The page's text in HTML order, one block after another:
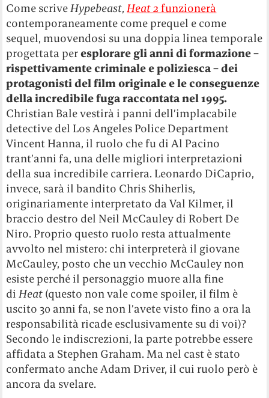
Come scriveHypebeast,Heat 2funzionerà
contemporaneamente come prequel e come
sequel, muovendosi su una doppia linea temporale
progettata peresplorare gli anni di formazione –
rispettivamente criminale e poliziesca – dei
protagonisti del film originale e le conseguenze
della incredibile fuga raccontata nel 1995.
Christian Bale vestirà i panni dell’implacabile
detective del Los Angeles Police Department
Vincent Hanna, il ruolo che fu di Al Pacino
trant’anni fa, una delle migliori interpretazioni
della sua incredibile carriera. Leonardo DiCaprio,
invece, sarà il bandito Chris Shiherlis,
originariamente interpretato da Val Kilmer, il
braccio destro del Neil McCauley di Robert De
Niro. Proprio questo ruolo resta attualmente
avvolto nel mistero: chi interpreterà il giovane
McCauley, posto che un vecchio McCauley non
esiste perché il personaggio muore alla fine
diHeat (questo non vale come spoiler, il film è
uscito 30 anni fa, se non l’avete visto fino a ora la
responsabilità ricade esclusivamente su di voi)?
Secondo le indiscrezioni, la parte potrebbe essere
affidata a Stephen Graham. Ma nel cast è stato
confermato anche Adam Driver, il cui ruolo però è
ancora da svelare.